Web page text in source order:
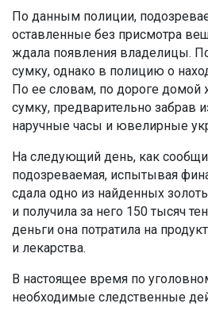
По данным полиции,
оставленные без присмотра
ждала появления владелицы.
сумку, однако в полицию о
По ее словам, по дороге
сумку, предварительно забрав
наручные часы и ювелирные
На следующий день, как
подозреваемая, испытывая
сдала одно из найденных
и получила за него 150 тысяч
деньги она потратила на
и лекарства.
В настоящее время по
необходимые следственные